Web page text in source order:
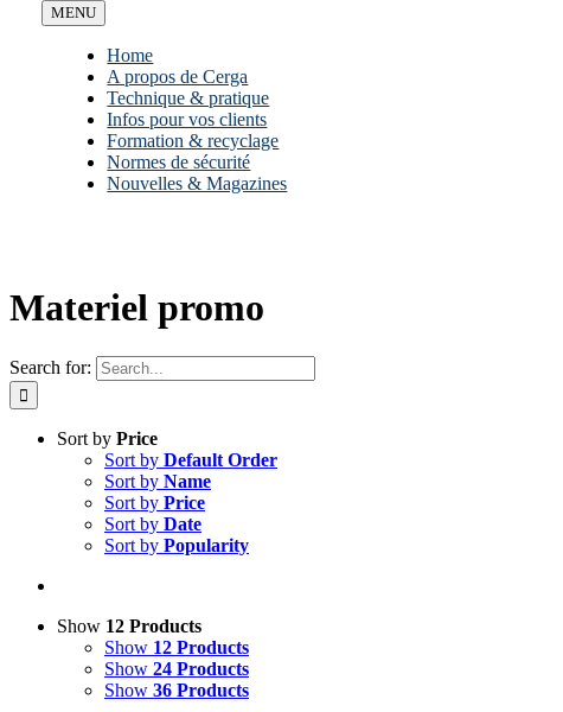
MENU
Home
A propos de Cerga
Technique & pratique
Infos pour vos clients
Formation & recyclage
Normes de sécurité
Nouvelles & Magazines
Materiel promo
Search for:
Sort by Price
Sort by Default Order
Sort by Name
Sort by Price
Sort by Date
Sort by Popularity
Show 12 Products
Show 12 Products
Show 24 Products
Show 36 Products